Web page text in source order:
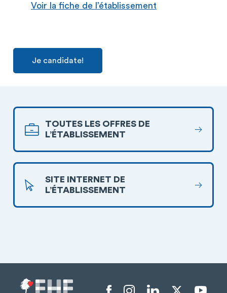
Voir la fiche de l’établissement
Je candidate!
TOUTES LES OFFRES DE
L’ÉTABLISSEMENT
SITE INTERNET DE
L’ÉTABLISSEMENT